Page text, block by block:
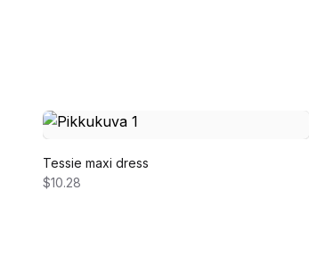
Tessie maxi dress
$10.28